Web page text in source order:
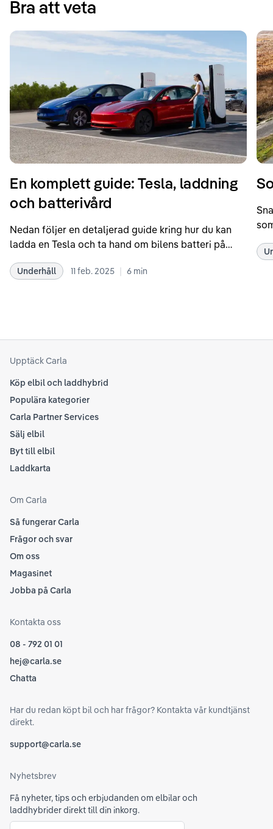
Bra att veta
En komplett guide: Tesla, laddning
och batterivård
Nedan följer en detaljerad guide kring hur du kan
ladda en Tesla och ta hand om bilens batteri på
rekommendationer samt våra egna erfarenheter
Underhåll 11 feb. 2025 | 6 min
att
Upptäck Carla
Köp elbil och laddhybrid
Populära kategorier
Carla Partner Services
Sälj elbil
Byt till elbil
Laddkarta
Om Carla
Så fungerar Carla
Frågor och svar
Om oss
Magasinet
Jobba på Carla
Kontakta oss
08 - 792 01 01
hej@carla.se
Chatta
Har du redan köpt bil och har frågor? Kontakta vår kundtjänst
direkt.
support@carla.se
Nyhetsbrev
Få nyheter, tips och erbjudanden om elbilar och
laddhybrider direkt till din inkorg.